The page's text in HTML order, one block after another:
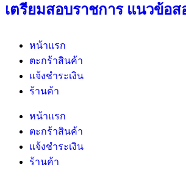
เตรียมสอบราชการ แนวข้อส
หน้าแรก
ตะกร้าสินค้า
แจ้งชำระเงิน
ร้านค้า
หน้าแรก
ตะกร้าสินค้า
แจ้งชำระเงิน
ร้านค้า